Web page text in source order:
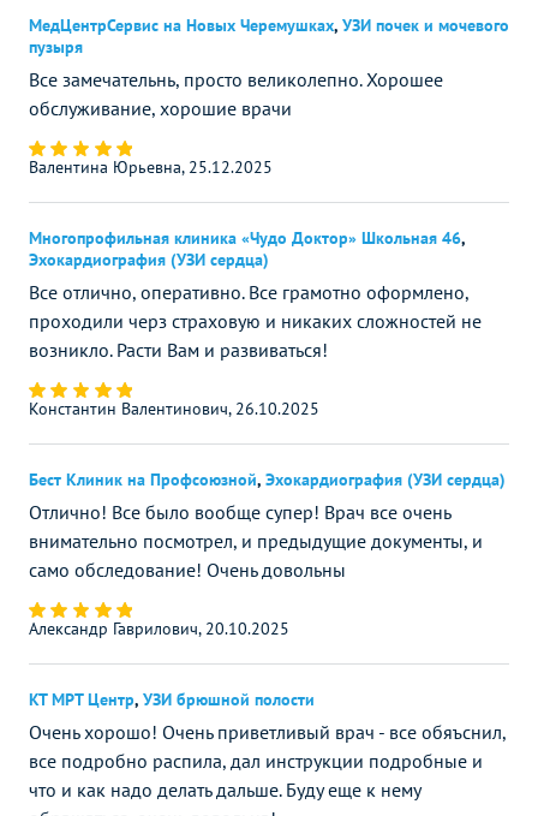
МедЦентрСервис на Новых Черемушках, УЗИ почек и мочевого
пузыря
Все замечательнь, просто великолепно. Хорошее
обслуживание, хорошие врачи
Валентина Юрьевна, 25.12.2025
Многопрофильная клиника «Чудо Доктор» Школьная 46,
Эхокардиография (УЗИ сердца)
Все отлично, оперативно. Все грамотно оформлено,
проходили черз страховую и никаких сложностей не
возникло. Расти Вам и развиваться!
Константин Валентинович, 26.10.2025
Бест Клиник на Профсоюзной, Эхокардиография (УЗИ сердца)
Отлично! Все было вообще супер! Врач все очень
внимательно посмотрел, и предыдущие документы, и
само обследование! Очень довольны
Александр Гаврилович, 20.10.2025
КТ МРТ Центр, УЗИ брюшной полости
Очень хорошо! Очень приветливый врач - все обяъснил,
все подробно распила, дал инструкции подробные и
что и как надо делать дальше. Буду еще к нему